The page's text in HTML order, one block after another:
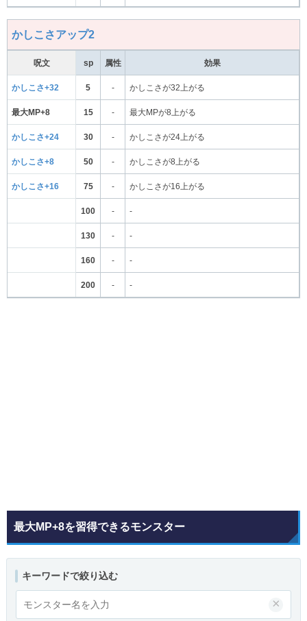
かしこさアップ2
呪文 sp 属性 効果
かしこさ+32 5 - かしこさが32上がる
最大MP+8 15 - 最大MPが8上がる
かしこさ+24 30 - かしこさが24上がる
かしこさ+8 50 - かしこさが8上がる
かしこさ+16 75 - かしこさが16上がる
100 - -
130 - -
160 - -
200 - -
最大MP+8を習得できるモンスター
キーワードで絞り込む
×